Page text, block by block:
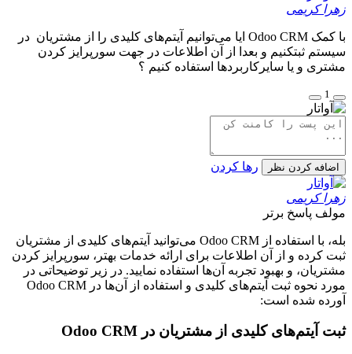
زهرا کریمی
با کمک Odoo CRM ایا می‌توانیم آیتم‌های کلیدی را از مشتریان در
سیستم ثبتکنیم و بعدا از آن اطلاعات در جهت سورپرایز کردن
مشتری و یا سایرکاربردها استفاده کنیم ؟
1
اضافه کردن نظر رها کردن
زهرا کریمی
مولف پاسخ برتر
بله، با استفاده از Odoo CRM می‌توانید آیتم‌های کلیدی از مشتریان
ثبت کرده و از آن اطلاعات برای ارائه خدمات بهتر، سورپرایز کردن
مشتریان، و بهبود تجربه آن‌ها استفاده نمایید. در زیر توضیحاتی در
مورد نحوه ثبت آیتم‌های کلیدی و استفاده از آن‌ها در Odoo CRM
آورده شده است:
ثبت آیتم‌های کلیدی از مشتریان در Odoo CRM